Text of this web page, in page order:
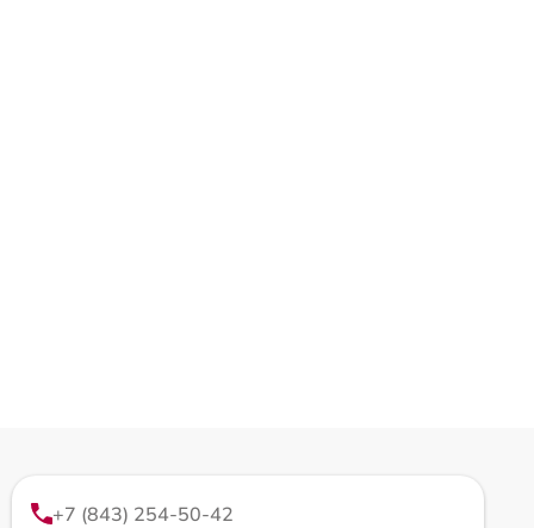
+7 (843) 254-50-42